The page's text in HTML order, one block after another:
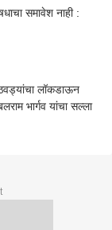
समावेश नाही :
लॉकडाऊन
भार्गव यांचा सल्ला